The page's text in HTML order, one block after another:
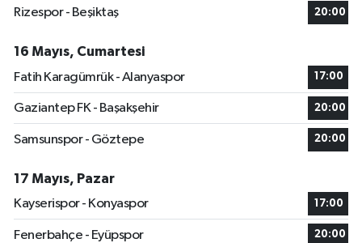
Rizespor - Beşiktaş
20:00
16 Mayıs, Cumartesi
Fatih Karagümrük - Alanyaspor
17:00
Gaziantep FK - Başakşehir 20:00
Samsunspor - Göztepe 20:00
17 Mayıs, Pazar
Kayserispor - Konyaspor
17:00
Fenerbahçe - Eyüpspor 20:00